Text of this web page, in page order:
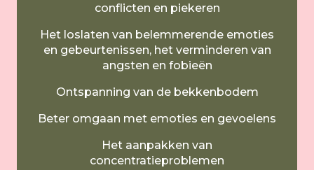
conflicten en piekeren
Het loslaten van belemmerende emoties
en gebeurtenissen, het verminderen van
angsten en fobieën
Ontspanning van de bekkenbodem
Beter omgaan met emoties en gevoelens
Het aanpakken van
concentratieproblemen